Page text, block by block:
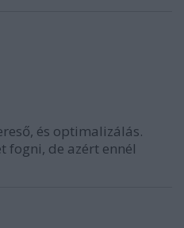
és optimalizálás.
fogni, de azért ennél